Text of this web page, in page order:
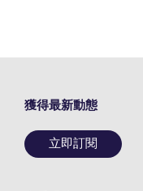
獲得最新動態
立即訂閱